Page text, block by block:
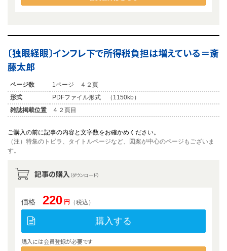
〔独眼経眼〕インフレ下で所得税負担は増えている＝斎
藤太郎
ページ数
1ページ ４２頁
形式
PDFファイル形式 （1150kb）
雑誌掲載位置
４２頁目
ご購入の前に記事の内容と文字数をお確かめください。
（注）特集のトビラ、タイトルページなど、図案が中心のページもございま
す。
記事の購入 （ダウンロード）
価格 220 円 （税込）
購入する
購入には会員登録が必要です